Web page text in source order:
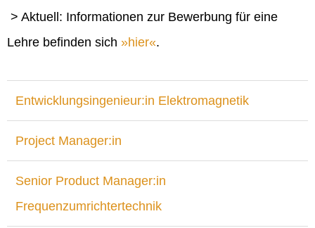
> Aktuell: Informationen zur Bewerbung für eine
Lehre befinden sich
hier .
Entwicklungsingenieur:in Elektromagnetik
Project Manager:in
Senior Product Manager:in
Frequenzumrichtertechnik